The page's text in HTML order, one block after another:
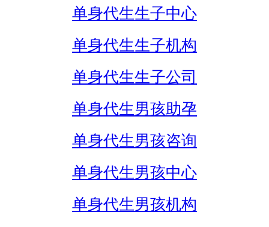
单身代生生子中心
单身代生生子机构
单身代生生子公司
单身代生男孩助孕
单身代生男孩咨询
单身代生男孩中心
单身代生男孩机构